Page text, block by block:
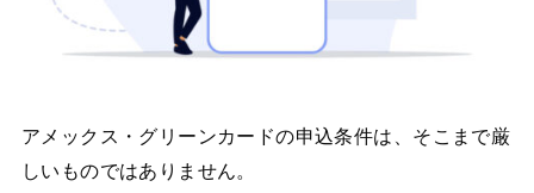
アメックス・グリーンカードの申込条件は、そこまで厳
しいものではありません。